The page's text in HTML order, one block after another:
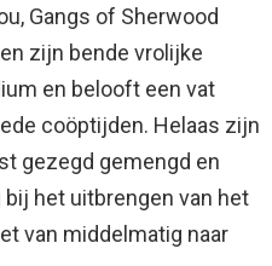
Gangs of Sherwood
zijn bende vrolijke
en belooft een vat
coöptijden. Helaas zijn
gezegd gemengd en
het uitbrengen van het
van middelmatig naar